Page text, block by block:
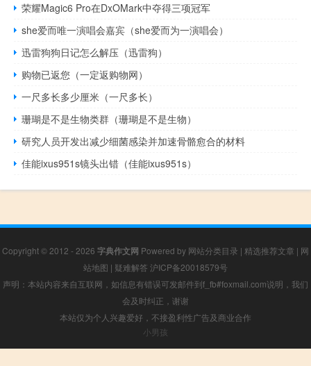
荣耀Magic6 Pro在DxOMark中夺得三项冠军
she爱而唯一演唱会嘉宾（she爱而为一演唱会）
迅雷狗狗日记怎么解压（迅雷狗）
购物已返您（一定返购物网）
一尺多长多少厘米（一尺多长）
珊瑚是不是生物类群（珊瑚是不是生物）
研究人员开发出减少细菌感染并加速骨骼愈合的材料
佳能ixus951s镜头出错（佳能ixus951s）
Copyright © 2012 - 2026 字典作文网 Powered by 网站分类目录 | 精选推荐文章 | 网
站地图 | 疑难解答 沪ICP备20018579号
声明：本站内容来自互联网，如信息有错误可发邮件到f_fb#foxmail.com说明，我们
会及时纠正，谢谢
本站仅为个人兴趣爱好，不接盈利性广告及商业合作
小男孩